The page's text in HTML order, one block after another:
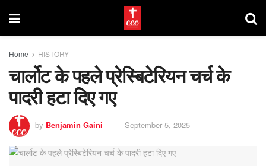
Home HISTORY
चार्लोट के पहले प्रेस्बिटेरियन चर्च के
पादरी हटा दिए गए
by Benjamin Gaini September 5, 2025